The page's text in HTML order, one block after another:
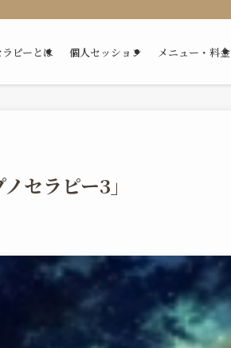
ラピーとは 個人セッション メニュー・料金
セラピー3」